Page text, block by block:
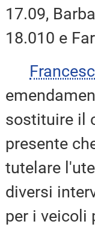
17.09,
18.010 e
sostituire il
presente
tutelare
diversi
per i veicoli